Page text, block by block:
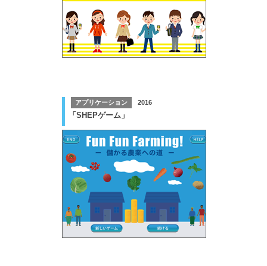
アプリケーション 2016
「SHEPゲーム」